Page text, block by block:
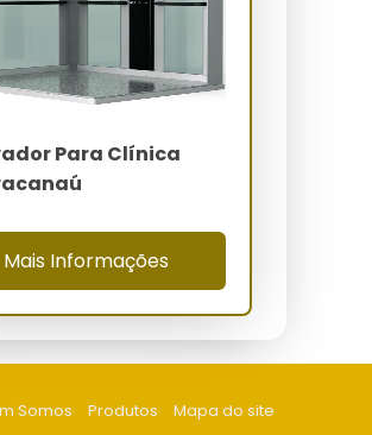
Para Clínica
Mais Informações
Somos Produtos Mapa do site